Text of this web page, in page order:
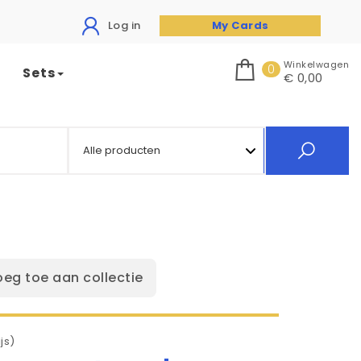
Log in My Cards
Sets 0 Winkelwagen
€ 0,00
toe aan collectie